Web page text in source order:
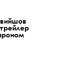
вийшов